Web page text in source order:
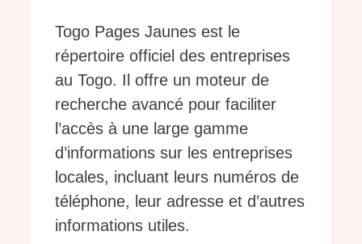
Togo Pages Jaunes est le
répertoire officiel des entreprises
au Togo. Il offre un moteur de
recherche avancé pour faciliter
l’accès à une large gamme
d’informations sur les entreprises
locales, incluant leurs numéros de
téléphone, leur adresse et d’autres
informations utiles.